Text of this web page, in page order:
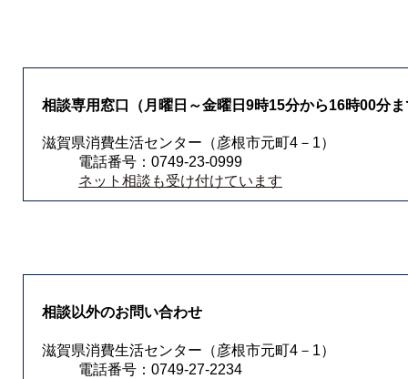
相談専用窓口（月曜日～金曜日9時15分から16時00分
滋賀県消費生活センター（彦根市元町4－1）
電話番号：0749-23-0999
ネット相談も受け付けています
相談以外のお問い合わせ
滋賀県消費生活センター（彦根市元町4－1）
電話番号：0749-27-2234